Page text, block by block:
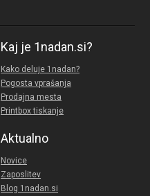
Kaj je 1nadan.si?
Kako deluje 1nadan?
Pogosta vprašanja
Prodajna mesta
Printbox tiskanje
Aktualno
Novice
Zaposlitev
Blog 1nadan.si